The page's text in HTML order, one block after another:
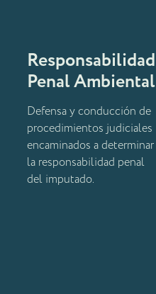
Responsabilidad
Penal Ambiental
Defensa y conducción de
procedimientos judiciales
encaminados a determinar
la responsabilidad penal
del imputado.